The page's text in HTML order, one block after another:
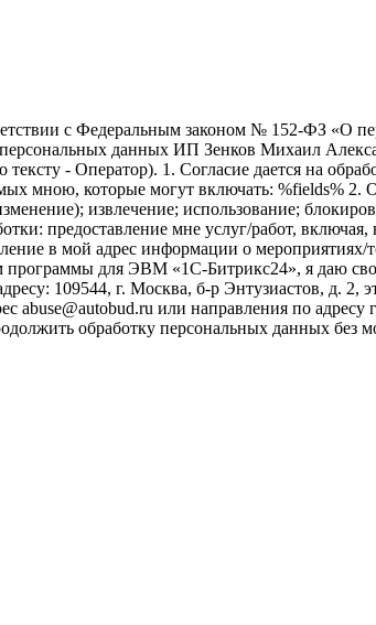
с Федеральным законом № 152-ФЗ «О
данных ИП Зенков Михаил
- Оператор). 1. Согласие дается на
мною, которые могут включать: %fields% 2.
извлечение; использование;
предоставление мне услуг/работ,
в мой адрес информации о
программы для ЭВМ «1С-Битрикс24», я даю
109544, г. Москва, б-р Энтузиастов, д. 2,
abuse@autobud.ru или направления по
обработку персональных данных